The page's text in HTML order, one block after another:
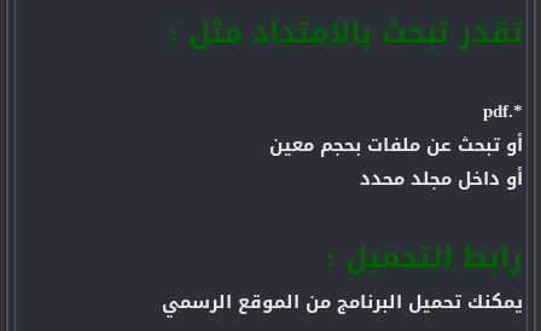
تقدر تبحث بالامتداد مثل :
*.pdf
أو تبحث عن ملفات بحجم معين
أو داخل مجلد محدد
رابط التحميل :
يمكنك تحميل البرنامج من الموقع الرسمي